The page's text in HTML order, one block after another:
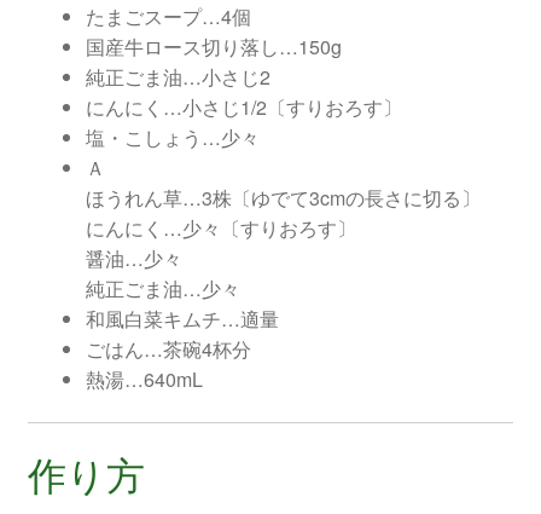
たまごスープ…4個
国産牛ロース切り落し…150g
純正ごま油…小さじ2
にんにく…小さじ1/2〔すりおろす〕
塩・こしょう…少々
Ａ
ほうれん草…3株〔ゆでて3cmの長さに切る〕
にんにく…少々〔すりおろす〕
醤油…少々
純正ごま油…少々
和風白菜キムチ…適量
ごはん…茶碗4杯分
熱湯…640mL
作り方